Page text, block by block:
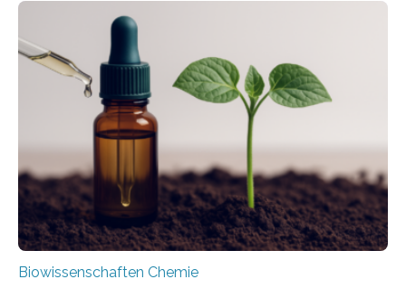
Region Kachin in Myanmar und hat sich in
ausgezeichnetem Zustand erhalten. Es konnte als neue
Art einer neuen Gattung beschrieben werden und trägt
nun den Namen Cretosabethes primaevus. Dieser erste
fossile Nachweis einer Stechmückenlarve in Bernstein
stellt gleichzeitig den ersten Fossilfund einer
Mückenlarve aus dem Mesozoikum dar, denn…
Biowissenschaften Chemie